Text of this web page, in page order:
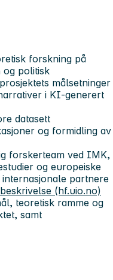
forskning på
og politisk
målsetninger
i KI-generert
datasett
og formidling av
forskerteam ved IMK,
og europeiske
partnere
(hf.uio.no)
teoretisk ramme og
samt